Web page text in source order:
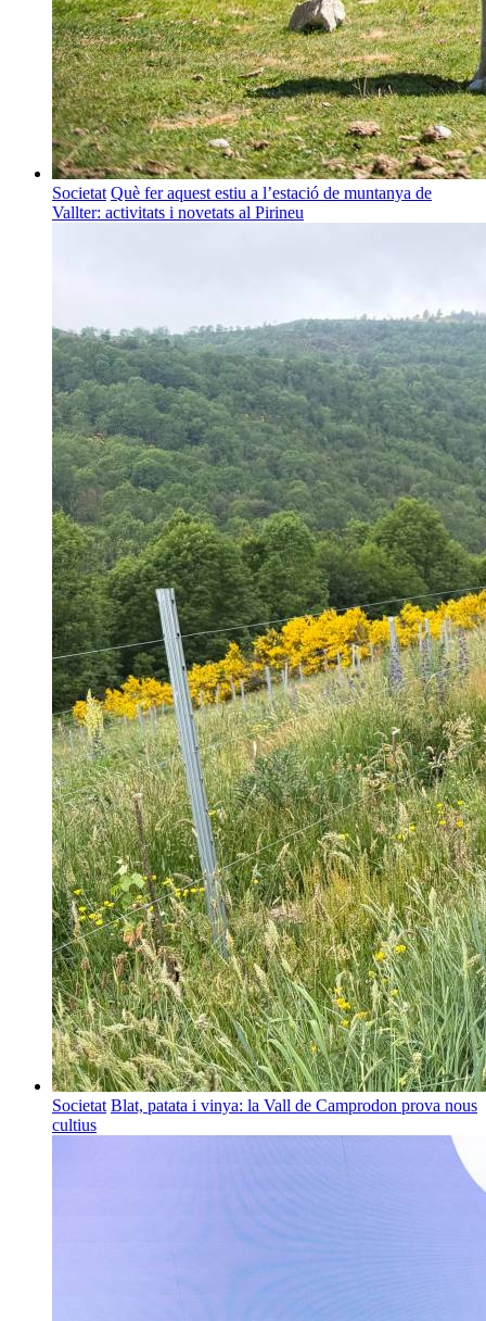
Societat Què fer aquest estiu a l’estació de muntanya de
Vallter: activitats i novetats al Pirineu
Societat Blat, patata i vinya: la Vall de Camprodon prova nous
cultius